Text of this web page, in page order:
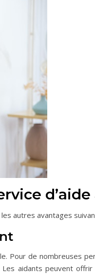
autres avantages
Pour de nombreuses
aidants peuvent